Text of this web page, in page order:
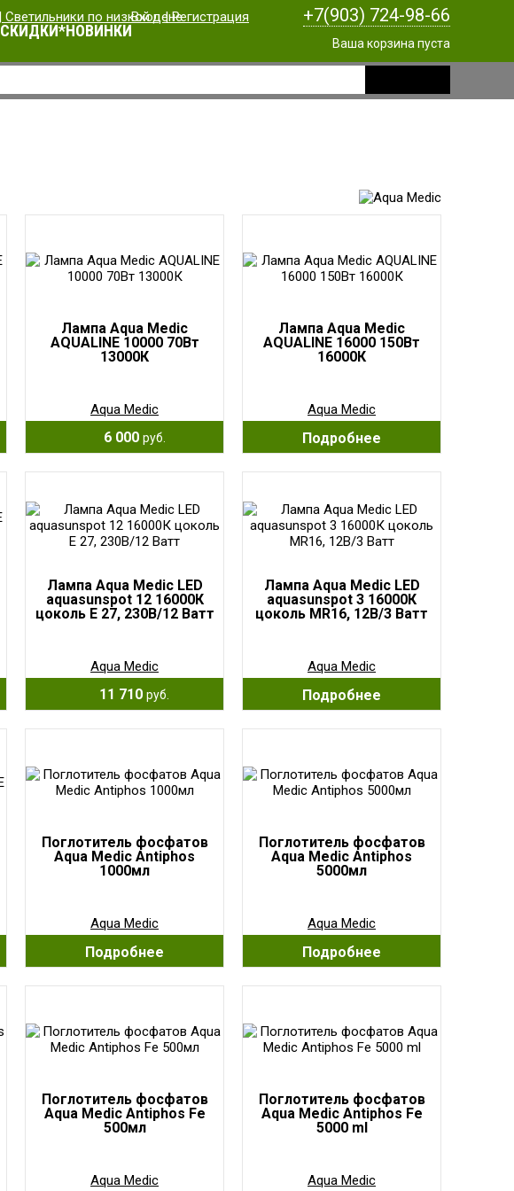
Вход|Регистрация +7(903) 724-98-66
Ваша корзина пуста
СКИДКИ*НОВИНКИ
Лампа Aqua Medic
AQUALINE 10000 70Вт
13000К
Aqua Medic
6 000 руб.
Лампа Aqua Medic
AQUALINE 16000 150Вт
16000К
Aqua Medic
Подробнее
Лампа Aqua Medic LED
aquasunspot 12 16000К
цоколь Е 27, 230В/12 Ватт
Aqua Medic
11 710 руб.
Лампа Aqua Medic LED
aquasunspot 3 16000К
цоколь MR16, 12В/3 Ватт
Aqua Medic
Подробнее
Поглотитель фосфатов
Aqua Medic Antiphos
1000мл
Aqua Medic
Подробнее
Поглотитель фосфатов
Aqua Medic Antiphos
5000мл
Aqua Medic
Подробнее
Поглотитель фосфатов
Aqua Medic Antiphos Fe
500мл
Aqua Medic
Поглотитель фосфатов
Aqua Medic Antiphos Fe
5000 ml
Aqua Medic